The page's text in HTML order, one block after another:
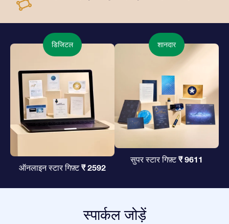
डिजिटल
ऑनलाइन स्टार गिफ़्ट₹ 2592
शानदार
सुपर स्टार गिफ़्ट₹ 9611
स्पार्कल जोड़ें